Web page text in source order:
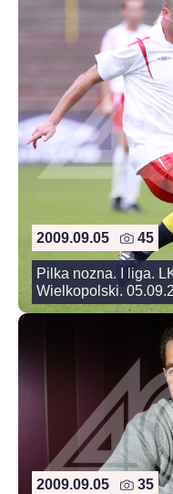
2009.09.05 45
Pilka nozna. I liga.
Wielkopolski.
2009.09.05 35